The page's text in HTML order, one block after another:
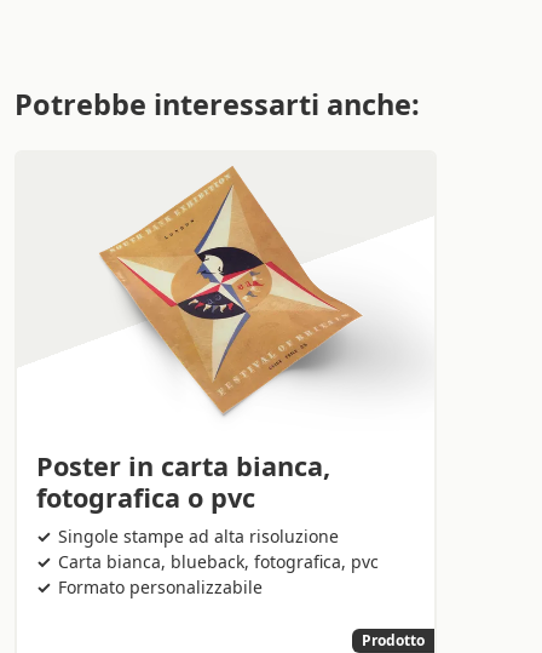
Potrebbe interessarti anche:
Poster in carta bianca,
fotografica o pvc
Singole stampe ad alta risoluzione
Carta bianca, blueback, fotografica, pvc
Formato personalizzabile
Prodotto